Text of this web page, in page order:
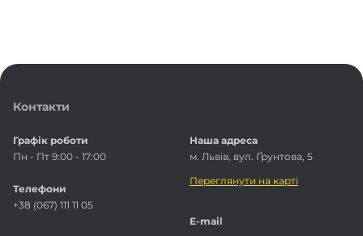
УБудкомплектви купуєте оригінальні комплектуючі оптом і в
можуть отримати відвантаження великих партій
менеджери з 20-річним досвідом допоможуть підібрати
оптимальні рішення для вашого об’єкта.
Оформлюйте замовлення онлайн або телефонуйте
+38 (067) 111-11-05
необхідним для надійного монтажу гіпсокартонних систем.
Контакти
Графік роботи
Пн - Пт 9:00 - 17:00
Телефони
+38 (067) 111 11 05
Наша адреса
м. Львів, вул. Ґрунтова, 5
Переглянути на карті
E-mail